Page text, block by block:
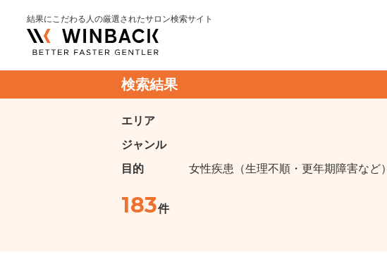
結果にこだわる人の厳選されたサロン検索サイト
検索結果
エリア
ジャンル
目的
女性疾患（生理不順・更年期障害など）
183件